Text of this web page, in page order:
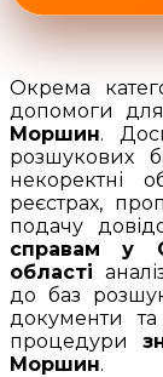
Окрема
допомоги
Моршин.
розшукових
некоректні
реєстрах,
подачу
справам у
області
до баз
документи
процедури
Моршин.